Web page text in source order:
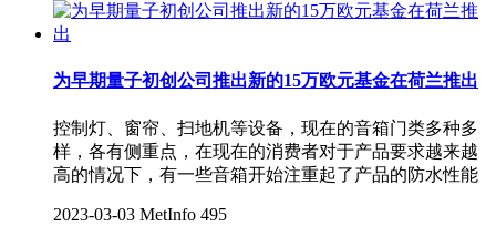
为早期量子初创公司推出新的15万欧元基金在荷兰推出
控制灯、窗帘、扫地机等设备，现在的音箱门类多种多
样，各有侧重点，在现在的消费者对于产品要求越来越
高的情况下，有一些音箱开始注重起了产品的防水性能
2023-03-03 MetInfo 495